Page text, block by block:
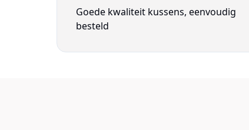
Goede kwaliteit kussens, eenvoudig
besteld